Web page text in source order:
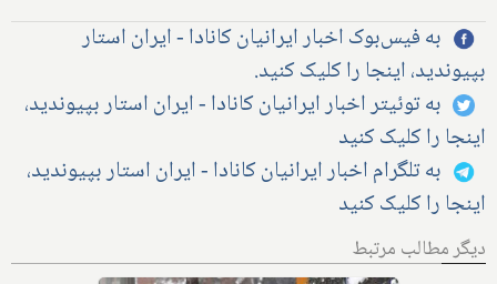
به فیس‌بوک اخبار ایرانیان کانادا - ایران استار
بپیوندید، اینجا را کلیک کنید.
به توئیتر اخبار ایرانیان کانادا - ایران استار بپیوندید،
اینجا را کلیک کنید
به تلگرام اخبار ایرانیان کانادا - ایران استار بپیوندید،
اینجا را کلیک کنید
دیگر مطالب مرتبط